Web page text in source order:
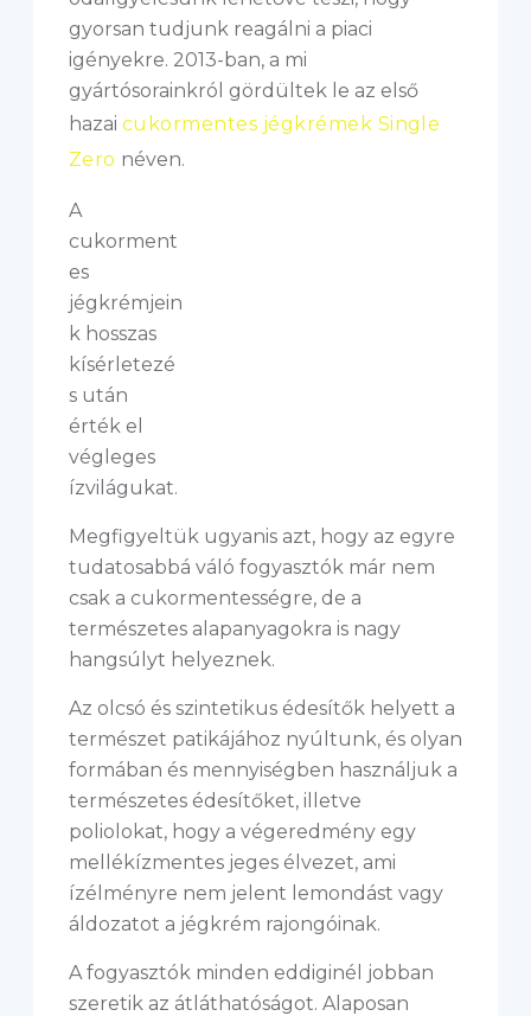
gyorsan tudjunk reagálni a piaci
igényekre. 2013-ban, a mi
gyártósorainkról gördültek le az első
hazai cukormentes jégkrémek Single
Zero néven.
A
cukorment
es
jégkrémjein
k hosszas
kísérletezé
s után
érték el
végleges
ízvilágukat.
Megfigyeltük ugyanis azt, hogy az egyre
tudatosabbá váló fogyasztók már nem
csak a cukormentességre, de a
természetes alapanyagokra is nagy
hangsúlyt helyeznek.
Az olcsó és szintetikus édesítők helyett a
természet patikájához nyúltunk, és olyan
formában és mennyiségben használjuk a
természetes édesítőket, illetve
poliolokat, hogy a végeredmény egy
mellékízmentes jeges élvezet, ami
ízélményre nem jelent lemondást vagy
áldozatot a jégkrém rajongóinak.
A fogyasztók minden eddiginél jobban
szeretik az átláthatóságot. Alaposan